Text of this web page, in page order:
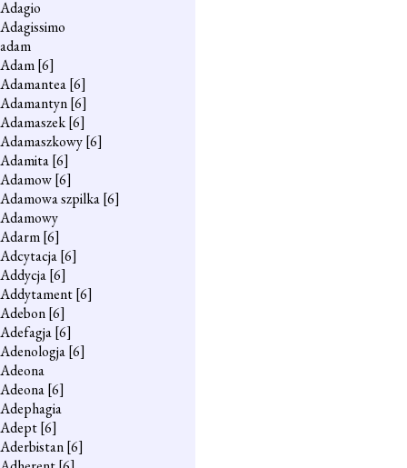
Adagio
Adagissimo
adam
Adam[6]
Adamantea[6]
Adamantyn[6]
Adamaszek[6]
Adamaszkowy[6]
Adamita[6]
Adamow[6]
Adamowa szpilka[6]
Adamowy
Adarm[6]
Adcytacja[6]
Addycja[6]
Addytament[6]
Adebon[6]
Adefagja[6]
Adenologja[6]
Adeona
Adeona[6]
Adephagia
Adept[6]
Aderbistan[6]